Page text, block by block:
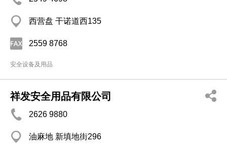
西营盘 干诺道西135
2559 8768
安全设备及用品
祥发安全用品有限公司
2626 9880
油麻地 新填地街296